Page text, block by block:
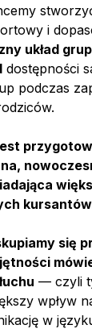
i
układ
dostępności
podczas
się
— czyli
wpływ
w